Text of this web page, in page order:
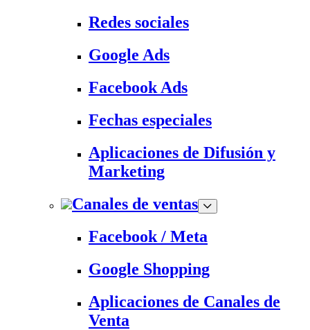
Redes sociales
Google Ads
Facebook Ads
Fechas especiales
Aplicaciones de Difusión y
Marketing
Canales de ventas
Facebook / Meta
Google Shopping
Aplicaciones de Canales de
Venta